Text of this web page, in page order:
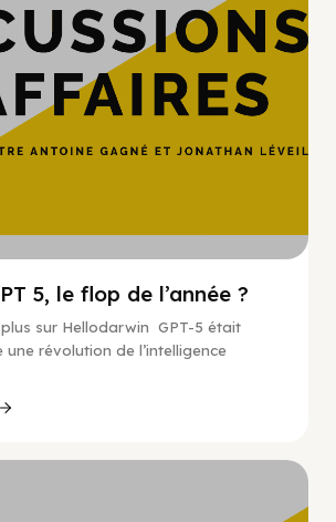
5, le flop de l’année ?
sur Hellodarwin GPT-5 était
une révolution de l’intelligence